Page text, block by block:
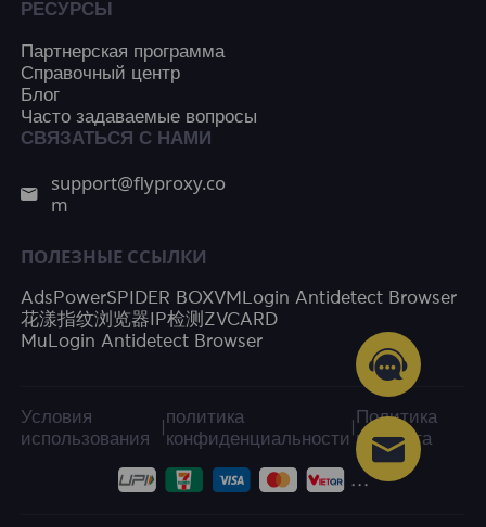
РЕСУРСЫ
Партнерская программа
Справочный центр
Блог
Часто задаваемые вопросы
СВЯЗАТЬСЯ С НАМИ
support@flyproxy.co
m
ПОЛЕЗНЫЕ ССЫЛКИ
AdsPowerSPIDER BOXVMLogin Antidetect Browser
花漾指纹浏览器 IP检测 ZVCARD
MuLogin Antidetect Browser
Условия
использования
политика
конфиденциальности
Политика
возврата